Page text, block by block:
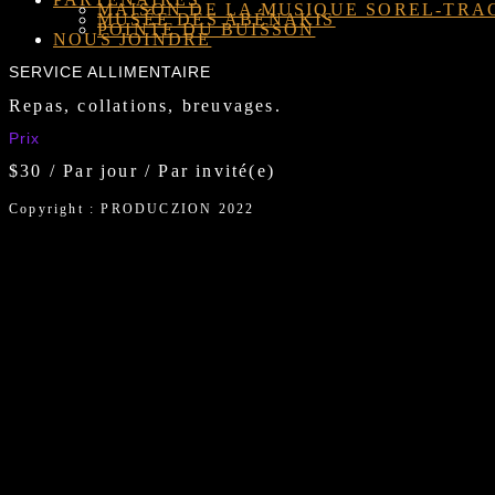
MAISON DE LA MUSIQUE SOREL-
MUSÉE DES ABÉNAKIS
POINTE DU BUISSON
NOUS JOINDRE
SERVICE ALLIMENTAIRE
Repas, collations, breuvages.
Prix
$30 / Par jour / Par invité(e)
Copyright : PRODUCZION 2022